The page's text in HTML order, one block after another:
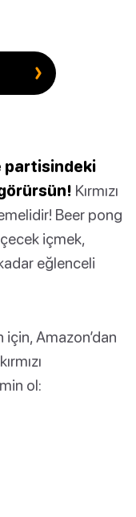
partisindeki
Kırmızı
Beer pong
içmek,
eğlenceli
Amazon’dan
ol: